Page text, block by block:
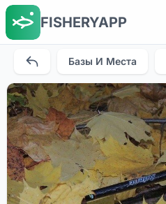
FISHERYAPP
Базы И Места